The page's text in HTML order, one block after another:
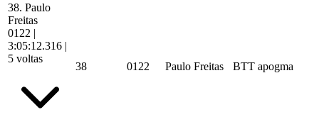
38. Paulo
Freitas
0122 |
3:05:12.316 |
5 voltas
38 0122 Paulo Freitas BTT apogma